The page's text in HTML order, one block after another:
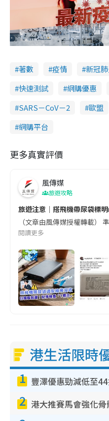
著數 疫情 新冠
快速測試
網購優惠
SARS－CoV－2
歐盟
網購平台
更多真實評價
風傳媒
旅遊攻略
旅遊注意｜搭飛機帶尿袋標
（文章由風傳媒授權轉載
閱讀更多
港生活限時
1
2